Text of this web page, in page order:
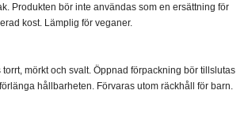
Produkten bör inte användas som en ersättning för
kost. Lämplig för veganer.
torrt, mörkt och svalt. Öppnad förpackning bör tillslutas
hållbarheten. Förvaras utom räckhåll för barn.